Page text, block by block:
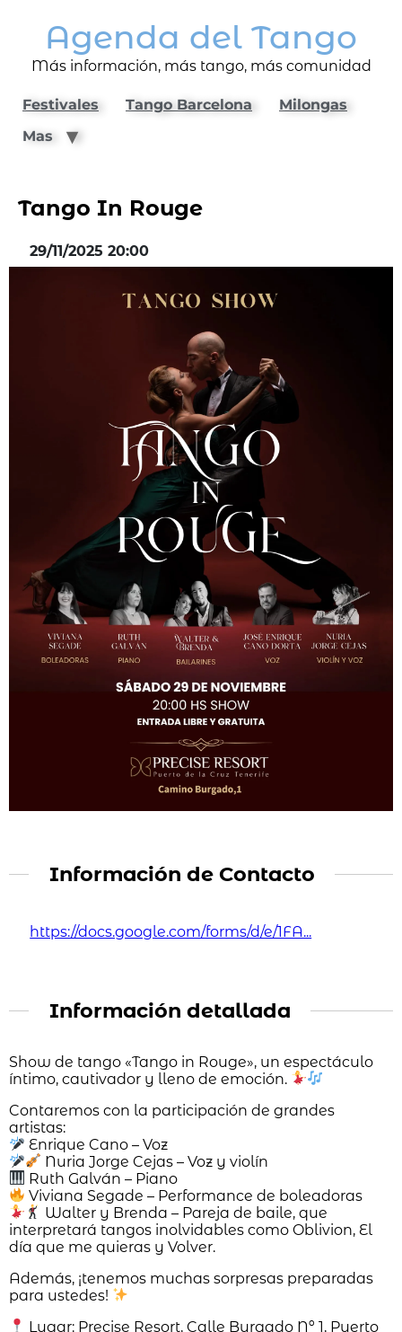
Agenda del Tango
Más información, más tango, más comunidad
Festivales Tango Barcelona
Milongas
Mas
Tango In Rouge
29/11/2025 20:00
Información de Contacto
https://docs.google.com/forms/d/e/1FA...
Información detallada
Show de tango «Tango in Rouge», un espectáculo
íntimo, cautivador y lleno de emoción.
Contaremos con la participación de grandes
artistas:
Enrique Cano – Voz
Nuria Jorge Cejas – Voz y violín
Ruth Galván – Piano
Viviana Segade – Performance de boleadoras
Walter y Brenda – Pareja de baile, que
interpretará tangos inolvidables como Oblivion, El
día que me quieras y Volver.
Además, ¡tenemos muchas sorpresas preparadas
para ustedes!
Lugar: Precise Resort, Calle Burgado Nº 1, Puerto